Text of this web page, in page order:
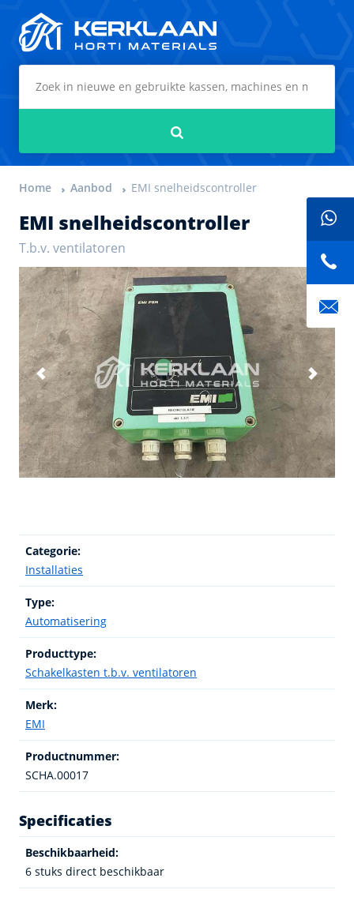
Home Aanbod EMI snelheidscontroller
EMI snelheidscontroller
T.b.v. ventilatoren
Categorie:
Installaties
Type:
Automatisering
Producttype:
Schakelkasten t.b.v. ventilatoren
Merk:
EMI
Productnummer:
SCHA.00017
Specificaties
Beschikbaarheid:
6 stuks direct beschikbaar